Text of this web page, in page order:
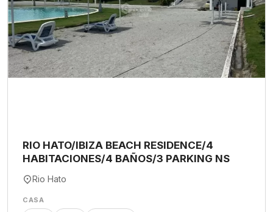
RIO HATO/IBIZA BEACH RESIDENCE/4
HABITACIONES/4 BAÑOS/3 PARKING NS
Rio Hato
CASA